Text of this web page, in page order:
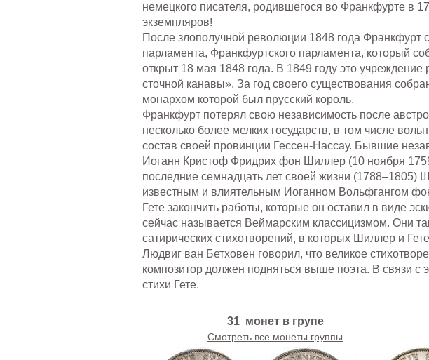
немецкого писателя, родившегося во Франкфурте в
экземпляров!
После злополучной революции 1848 года Франкфурт
парламента, Франкфуртского парламента, который
открыт 18 мая 1848 года. В 1849 году это учреждение
сточной канавы». За год своего существования
монархом которой был прусский король.
Франкфурт потерял свою независимость после
несколько более мелких государств, в том числе
состав своей провинции Гессен-Нассау. Бывшие
Иоганн Кристоф Фридрих фон Шиллер (10 ноября
последние семнадцать лет своей жизни (1788–1805)
известным и влиятельным Иоганном Вольфгангом
Гете закончить работы, которые он оставил в виде
сейчас называется Веймарским классицизмом. Они
сатирических стихотворений, в которых Шиллер и
Людвиг ван Бетховен говорил, что великое
композитор должен подняться выше поэта. В связи с
стихи Гете.
31 монет в групе
Смотреть все монеты группы